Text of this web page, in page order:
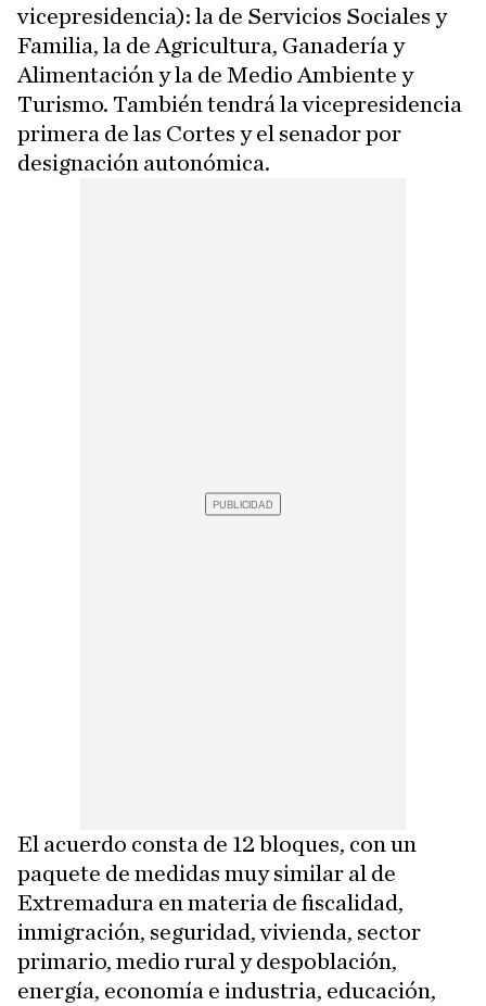
vicepresidencia): la de Servicios Sociales y
Familia, la de Agricultura, Ganadería y
Alimentación y la de Medio Ambiente y
Turismo. También tendrá la vicepresidencia
primera de las Cortes y el senador por
designación autonómica.
El acuerdo consta de 12 bloques, con un
paquete de medidas muy similar al de
Extremadura en materia de fiscalidad,
inmigración, seguridad, vivienda, sector
primario, medio rural y despoblación,
energía, economía e industria, educación,